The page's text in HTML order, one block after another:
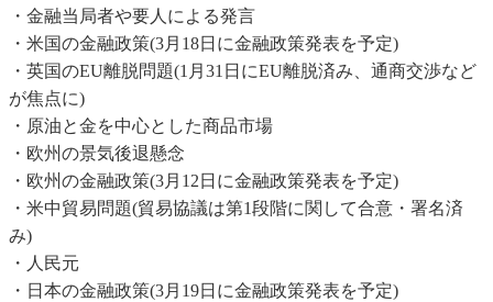
・金融当局者や要人による発言
・米国の金融政策(3月18日に金融政策発表を予定)
・英国のEU離脱問題(1月31日にEU離脱済み、通商交渉など
が焦点に)
・原油と金を中心とした商品市場
・欧州の景気後退懸念
・欧州の金融政策(3月12日に金融政策発表を予定)
・米中貿易問題(貿易協議は第1段階に関して合意・署名済
み)
・人民元
・日本の金融政策(3月19日に金融政策発表を予定)